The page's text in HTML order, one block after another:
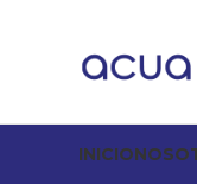
INICIO